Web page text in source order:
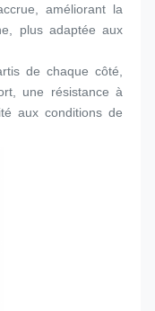
améliorant la
plus adaptée aux
de chaque côté,
une résistance à
aux conditions de